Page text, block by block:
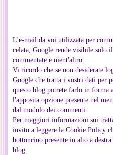
L'e-mail da voi utilizzata per
celata, Google rende visibile solo
commentate e nient'altro.
Vi ricordo che se non desiderate
Google che tratta i vostri dati per
questo blog potrete farlo in forma
l'apposita opzione presente nel
dal modulo dei commenti.
Per maggiori informazioni sui
invito a leggere la Cookie Policy
bottoncino presente in alto a
blog.